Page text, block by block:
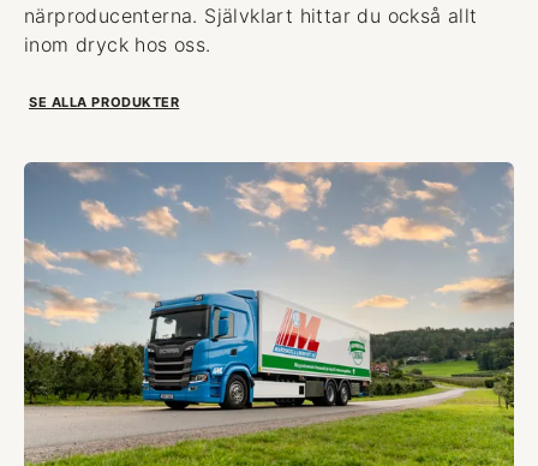
närproducenterna. Självklart hittar du också allt
inom dryck hos oss.
SE ALLA PRODUKTER